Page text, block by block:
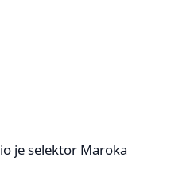
je selektor Maroka